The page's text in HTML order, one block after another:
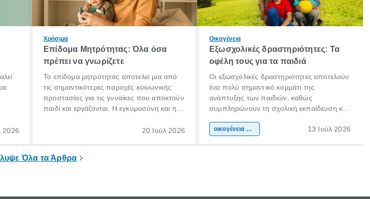
2026
Χρήσιμα
Επίδομα Μητρότητας: Όλα όσα
πρέπει να γνωρίζετε
Το επίδομα μητρότητας αποτελεί μία από
τις σημαντικότερες παροχές κοινωνικής
προστασίας για τις γυναίκες που αποκτούν
παιδί και εργάζονται. Η εγκυμοσύνη και η
σημαντική περίοδος στη ζωή κάθε20 Ιούλ 2026
Οικογένεια
Εξωσχολικές δραστηριότητες: Τα
οφέλη τους για τα παιδιά
Οι εξωσχολικές δραστηριότητες αποτελούν
ένα πολύ σημαντικό κομμάτι της
ανάπτυξης των παιδιών, καθώς
συμπληρώνουν τη σχολική εκπαίδευση και
της προσωπικότητας, της κοινωνικότητας
οικογένεια & παιδί 13 Ιούλ 2026
Όλα τα Άρθρα